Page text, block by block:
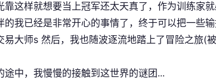
靠这样就想要当上冠军还太天真了，作为训练家
的我已经是非常开心的事情了，终于可以把一些
易大师s 然后，我也随波逐流地踏上了冒险之旅(
途中，我慢慢的接触到这世界的谜团...